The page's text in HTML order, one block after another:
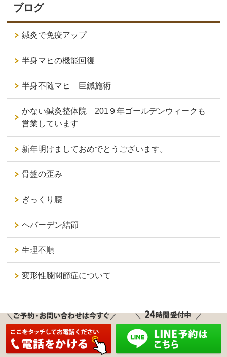
ブログ
鍼灸で免疫アップ
半身マヒの機能回復
半身不随マヒ 巨鍼施術
かない鍼灸整体院 201９年ゴールデンウィークも
営業しています
新年明けましておめでとうございます。
骨盤の歪み
ぎっくり腰
ヘバーデン結節
生理不順
変形性膝関節症について